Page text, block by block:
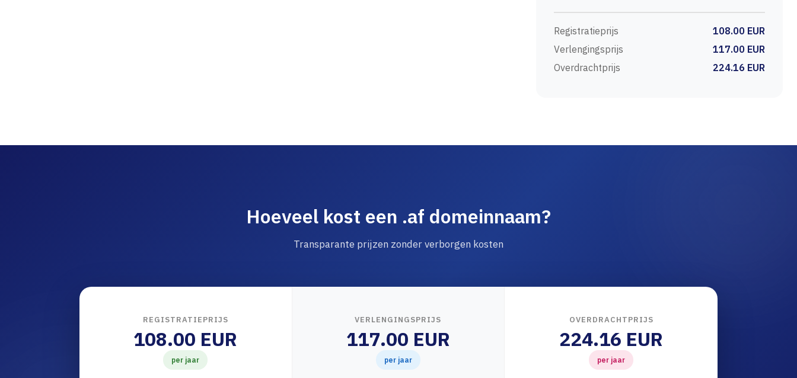
Registratieprijs
108.00 EUR
Verlengingsprijs
117.00 EUR
Overdrachtprijs
224.16 EUR
Hoeveel kost een .af domeinnaam?
Transparante prijzen zonder verborgen kosten
REGISTRATIEPRIJS
108.00 EUR
per jaar
VERLENGINGSPRIJS
117.00 EUR
per jaar
OVERDRACHTPRIJS
224.16 EUR
per jaar